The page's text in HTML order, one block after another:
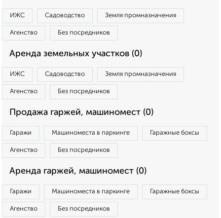
ИЖС Садоводство Земля промназначения
Агенство Без посредников
Аренда земельных участков (0)
ИЖС Садоводство Земля промназначения
Агенство Без посредников
Продажа гаржей, машиномест (0)
Гаражи Машиноместа в паркинге Гаражные боксы
Агенство Без посредников
Аренда гаржей, машиномест (0)
Гаражи Машиноместа в паркинге Гаражные боксы
Агенство Без посредников